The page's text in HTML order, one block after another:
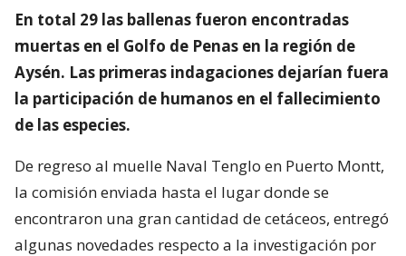
En total 29 las ballenas fueron encontradas
muertas en el Golfo de Penas en la región de
Aysén. Las primeras indagaciones dejarían fuera
la participación de humanos en el fallecimiento
de las especies.
De regreso al muelle Naval Tenglo en Puerto Montt,
la comisión enviada hasta el lugar donde se
encontraron una gran cantidad de cetáceos, entregó
algunas novedades respecto a la investigación por